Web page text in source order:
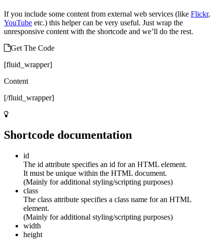
If you include some content from external web services (like Flickr,
YouTube etc.) this helper can be very useful. Just wrap the
unresponsive content with the shortcode and we’ll do the rest.
Get The Code
[fluid_wrapper]
Content
[/fluid_wrapper]
Shortcode documentation
id
The id attribute specifies an id for an HTML element.
It must be unique within the HTML document.
(Mainly for additional styling/scripting purposes)
class
The class attribute specifies a class name for an HTML
element.
(Mainly for additional styling/scripting purposes)
width
height